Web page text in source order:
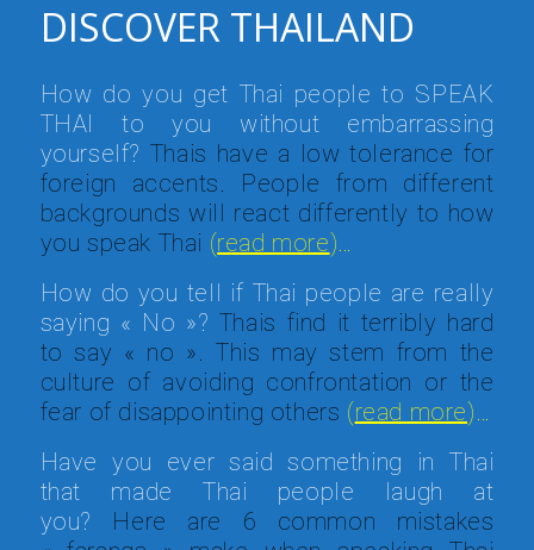
DISCOVER THAILAND
How do you get Thai people to SPEAK
THAI to you without embarrassing
yourself? Thais have a low tolerance for
foreign accents. People from different
backgrounds will react differently to how
you speak Thai (read more)…
How do you tell if Thai people are really
saying « No »? Thais find it terribly hard
to say « no ». This may stem from the
culture of avoiding confrontation or the
fear of disappointing others (read more)…
Have you ever said something in Thai
that made Thai people laugh at
you? Here are 6 common mistakes